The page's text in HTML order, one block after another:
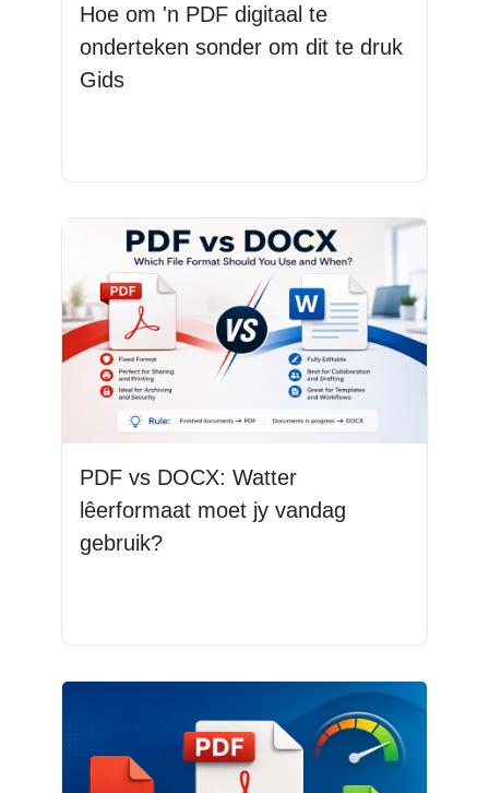
Hoe om 'n PDF digitaal te
onderteken sonder om dit te druk
Gids
PDF vs DOCX: Watter
lêerformaat moet jy vandag
gebruik?